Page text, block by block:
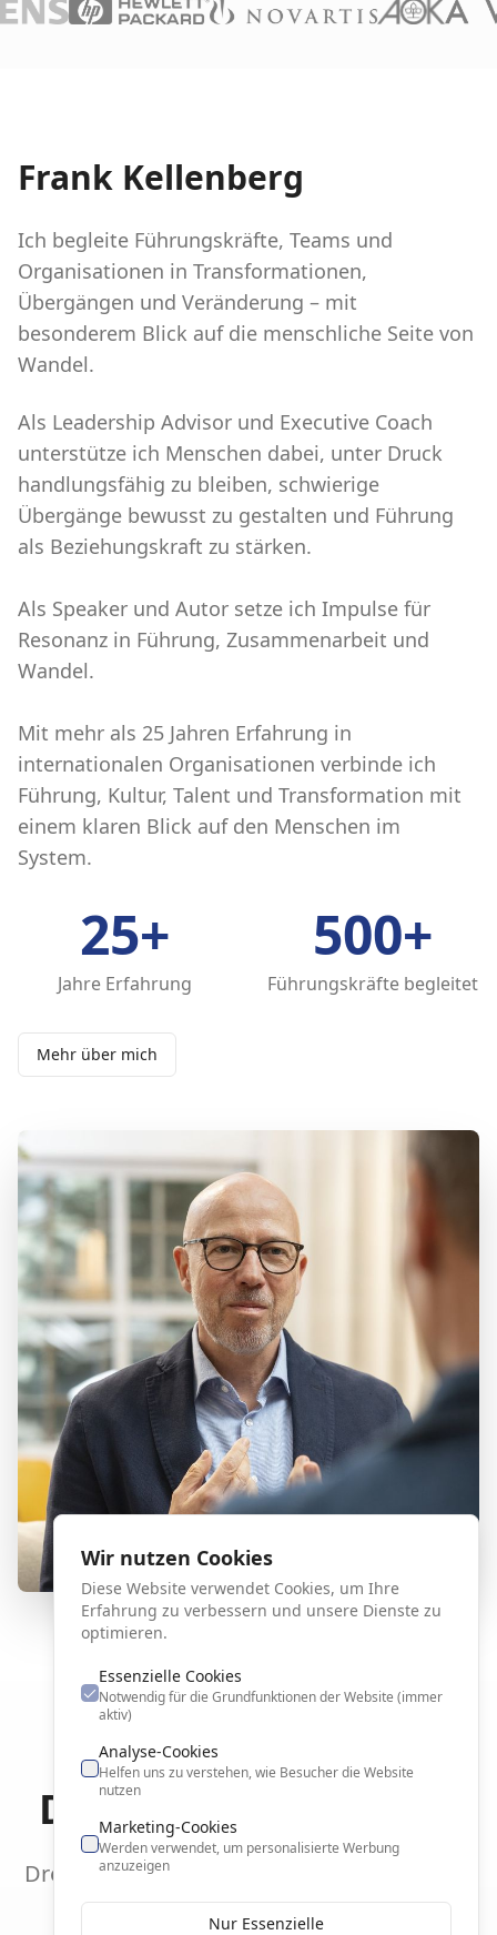
Frank Kellenberg
Ich begleite Führungskräfte, Teams und
Organisationen in Transformationen,
Übergängen und Veränderung – mit
besonderem Blick auf die menschliche Seite von
Wandel.
Als Leadership Advisor und Executive Coach
unterstütze ich Menschen dabei, unter Druck
handlungsfähig zu bleiben, schwierige
Übergänge bewusst zu gestalten und Führung
als Beziehungskraft zu stärken.
Als Speaker und Autor setze ich Impulse für
Resonanz in Führung, Zusammenarbeit und
Wandel.
Mit mehr als 25 Jahren Erfahrung in
internationalen Organisationen verbinde ich
Führung, Kultur, Talent und Transformation mit
einem klaren Blick auf den Menschen im
System.
25+
Jahre Erfahrung
500+
Führungskräfte begleitet
Mehr über mich
Das ResonanzSystem
Drei Dimensionen, die Kontakt, Klarheit und
Wandel ermöglichen
Wir nutzen Cookies
Diese Website verwendet Cookies, um Ihre
Erfahrung zu verbessern und unsere Dienste zu
optimieren.
Essenzielle Cookies
Notwendig für die Grundfunktionen der Website (immer
aktiv)
Analyse-Cookies
Helfen uns zu verstehen, wie Besucher die Website
nutzen
Marketing-Cookies
Werden verwendet, um personalisierte Werbung
anzuzeigen
Nur Essenzielle